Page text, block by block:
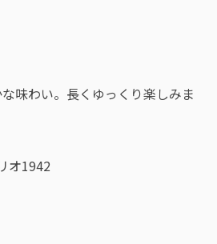
味わい。長くゆっくり楽しみま
オ1942